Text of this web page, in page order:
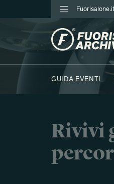
Fuorisalone.it
GUIDA EVENTI
Rivivi